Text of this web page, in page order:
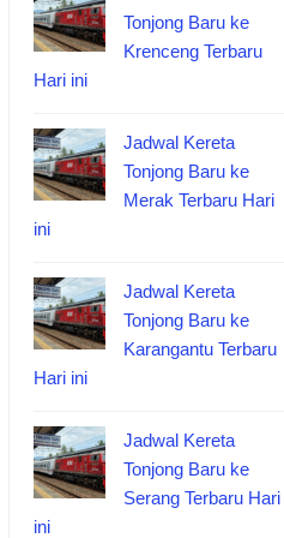
Tonjong Baru ke
Krenceng Terbaru
Hari ini
Jadwal Kereta
Tonjong Baru ke
Merak Terbaru Hari
ini
Jadwal Kereta
Tonjong Baru ke
Karangantu Terbaru
Hari ini
Jadwal Kereta
Tonjong Baru ke
Serang Terbaru Hari
ini